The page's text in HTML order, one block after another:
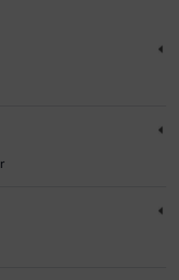
entfernt. Die
Fluvio Novella